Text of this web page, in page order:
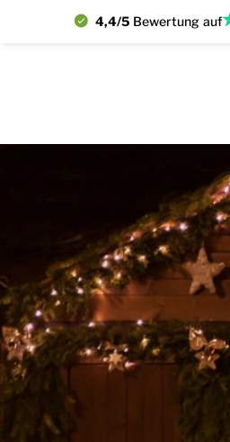
4,4/5 Bewertung auf